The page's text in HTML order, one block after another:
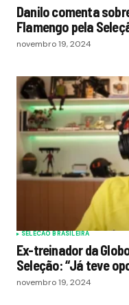
Danilo comenta
Flamengo pela
novembro 19, 2024
SELECAO BRASILEIRA
Ex-treinador da
Seleção: “Já teve
novembro 19, 2024